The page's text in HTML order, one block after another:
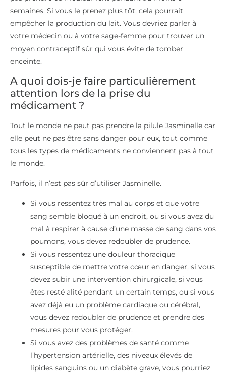
semaines. Si vous le prenez plus tôt, cela pourrait
empêcher la production du lait. Vous devriez parler à
votre médecin ou à votre sage-femme pour trouver un
moyen contraceptif sûr qui vous évite de tomber
enceinte.
A quoi dois-je faire particulièrement
attention lors de la prise du
médicament ?
Tout le monde ne peut pas prendre la pilule Jasminelle car
elle peut ne pas être sans danger pour eux, tout comme
tous les types de médicaments ne conviennent pas à tout
le monde.
Parfois, il n’est pas sûr d’utiliser Jasminelle.
Si vous ressentez très mal au corps et que votre
sang semble bloqué à un endroit, ou si vous avez du
mal à respirer à cause d’une masse de sang dans vos
poumons, vous devez redoubler de prudence.
Si vous ressentez une douleur thoracique
susceptible de mettre votre cœur en danger, si vous
devez subir une intervention chirurgicale, si vous
êtes resté alité pendant un certain temps, ou si vous
avez déjà eu un problème cardiaque ou cérébral,
vous devez redoubler de prudence et prendre des
mesures pour vous protéger.
Si vous avez des problèmes de santé comme
l’hypertension artérielle, des niveaux élevés de
lipides sanguins ou un diabète grave, vous pourriez